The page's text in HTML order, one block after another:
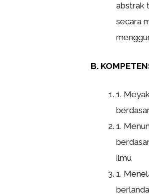
abstrak
secara
B.
1.
1.
ilmu
1.